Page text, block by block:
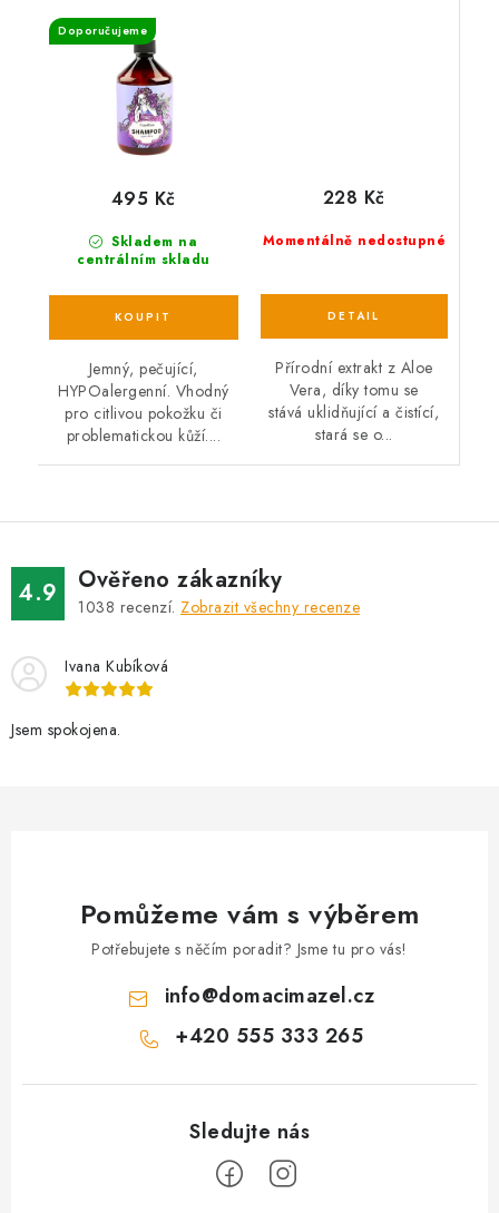
Doporučujeme
Skladem na
centrálním skladu
495 Kč
Jemný, pečující,
HYPOalergenní. Vhodný
pro citlivou pokožku či
problematickou kůží....
Momentálně nedostupné
228 Kč
Přírodní extrakt z Aloe
Vera, díky tomu se
stává uklidňující a čistící,
stará se o...
4.9 Ověřeno zákazníky
1038 recenzí. Zobrazit všechny recenze
Ivana Kubíková
Jsem spokojena.
Pomůžeme vám s výběrem
Potřebujete s něčím poradit? Jsme tu pro vás!
info@domacimazel.cz
+420 555 333 265